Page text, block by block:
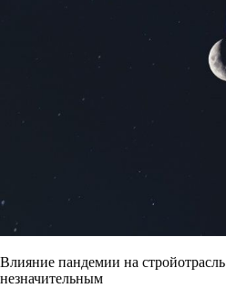
Влияние пандемии на
незначительным